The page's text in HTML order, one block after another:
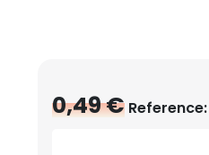
0,49 € Reference: